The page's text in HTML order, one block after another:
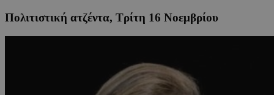
Πολιτιστική ατζέντα, Τρίτη 16 Νοεμβρίου